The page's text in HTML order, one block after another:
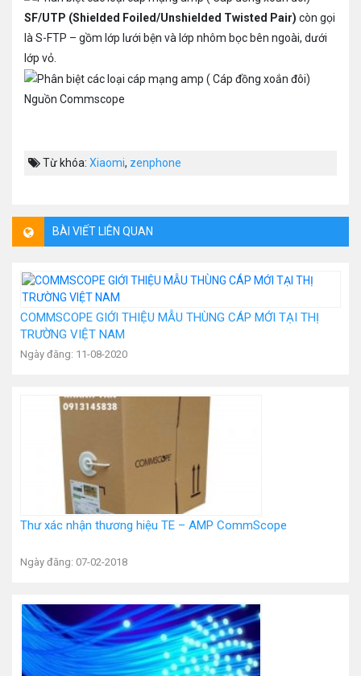
SF/UTP (Shielded Foiled/Unshielded Twisted Pair) còn gọi
là S-FTP – gồm lớp lưới bện và lớp nhôm bọc bên ngoài, dưới
lớp vỏ.
Nguồn Commscope
Từ khóa: Xiaomi, zenphone
BÀI VIẾT LIÊN QUAN
COMMSCOPE GIỚI THIỆU MẪU THÙNG CÁP MỚI TẠI THỊ
TRƯỜNG VIỆT NAM
Ngày đăng: 11-08-2020
Thư xác nhận thương hiệu TE – AMP CommScope
Ngày đăng: 07-02-2018